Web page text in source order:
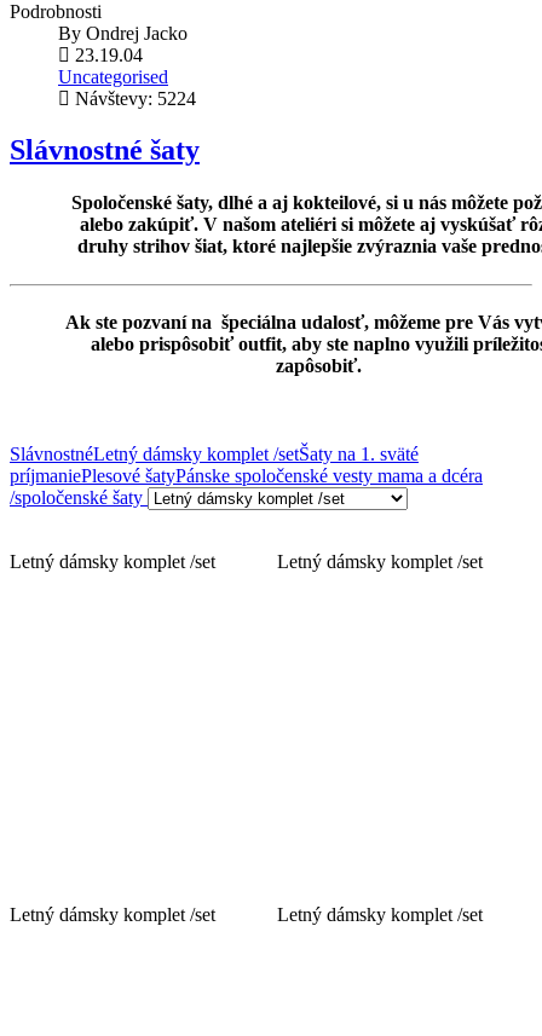
Podrobnosti
By Ondrej Jacko
23.19.04
Uncategorised
Návštevy: 5224
Slávnostné šaty
Spoločenské šaty, dlhé a aj kokteilové, si u nás môžete
alebo zakúpiť. V našom ateliéri si môžete aj vyskúšať
druhy strihov šiat, ktoré najlepšie zvýraznia vaše
Ak ste pozvaní na špeciálna udalosť, môžeme pre Vás
alebo prispôsobiť outfit, aby ste naplno využili
zapôsobiť.
SlávnostnéLetný dámsky komplet /setŠaty na 1. sväté
príjmaniePlesové šatyPánske spoločenské vesty mama a dcéra
/spoločenské šaty
Letný dámsky komplet /set Letný dámsky komplet /set
Letný dámsky komplet /set Letný dámsky komplet /set